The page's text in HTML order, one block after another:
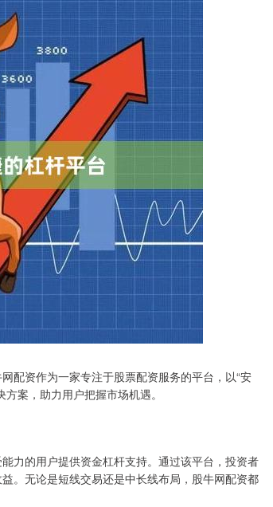
配资作为一家专注于股票配资服务的平台，以“安
案，助力用户把握市场机遇。
力的用户提供资金杠杆支持。通过该平台，投资者
。无论是短线交易还是中长线布局，股牛网配资都